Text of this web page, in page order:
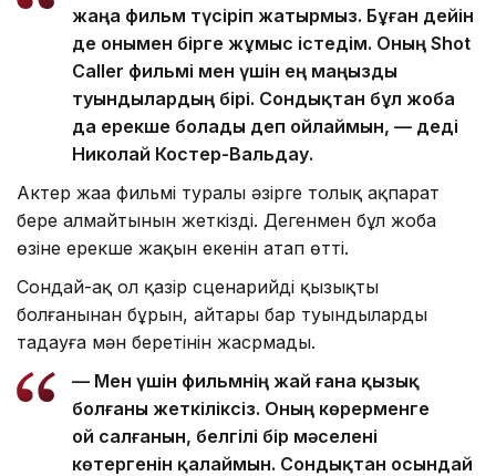
жаңа фильм түсіріп жатырмыз. Бұған дейін
де онымен бірге жұмыс істедім. Оның Shot
Caller фильмі мен үшін ең маңызды
туындылардың бірі. Сондықтан бұл жоба
да ерекше болады деп ойлаймын, — деді
Николай Костер-Вальдау.
Актер жаңа фильмі туралы әзірге толық ақпарат
бере алмайтынын жеткізді. Дегенмен бұл жоба
өзіне ерекше жақын екенін атап өтті.
Сондай-ақ ол қазір сценарийдің қызықты
болғанынан бұрын, айтары бар туындыларды
таңдауға мән беретінін жасрмады.
— Мен үшін фильмнің жай ғана қызық
болғаны жеткіліксіз. Оның көрерменге
ой салғанын, белгілі бір мәселені
көтергенін қалаймын. Сондықтан осындай